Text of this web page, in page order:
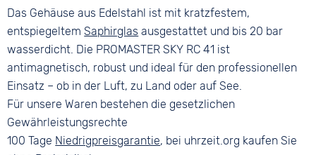
Das Gehäuse aus Edelstahl ist mit kratzfestem,
entspiegeltemSaphirglas ausgestattet und bis 20 bar
wasserdicht. Die PROMASTER SKY RC 41 ist
antimagnetisch, robust und ideal für den professionellen
Einsatz – ob in der Luft, zu Land oder auf See.
Für unsere Waren bestehen die gesetzlichen
Gewährleistungsrechte
100 Tage Niedrigpreisgarantie, bei uhrzeit.org kaufen Sie